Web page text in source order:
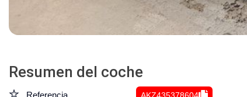
Resumen del coche